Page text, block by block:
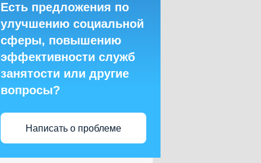
Есть предложения по
улучшению социальной
сферы, повышению
эффективности служб
занятости или другие
вопросы?
Написать о проблеме